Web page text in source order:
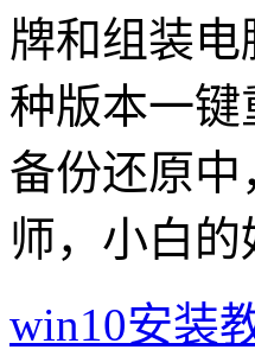
牌和组装
种版本一
备份还原
师，小白的
win10安装